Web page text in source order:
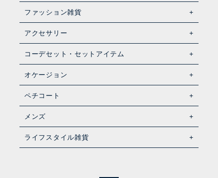
ファッション雑貨
アクセサリー
コーデセット・セットアイテム
オケージョン
ペチコート
メンズ
ライフスタイル雑貨